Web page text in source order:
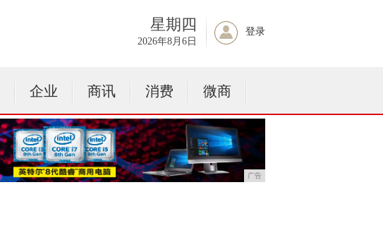
星期四
2026年8月6日
登录
企业 商讯 消费 微商
广告